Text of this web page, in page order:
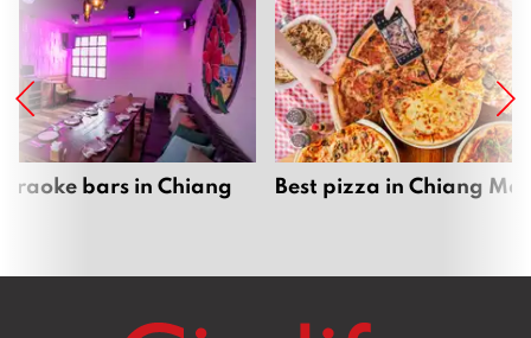
bars in Chiang Best pizza in Chiang Mai